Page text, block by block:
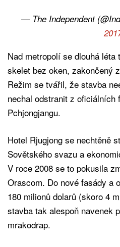
— The Independent
Nad metropolí se dlouhá
skelet bez oken, zakončený
Režim se tvářil, že stavba
nechal odstranit z oficiálních
Pchjongjangu.
Hotel Rjugjong se nechtěně
Sovětského svazu a
V roce 2008 se to pokusila
Orascom. Do nové fasády a
180 milionů dolarů (skoro 4
stavba tak alespoň navenek
mrakodrap.